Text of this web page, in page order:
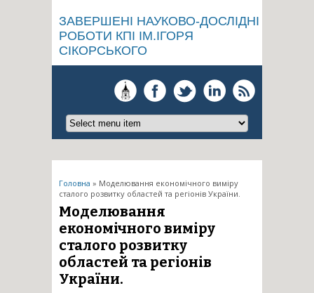
ЗАВЕРШЕНІ НАУКОВО-ДОСЛІДНІ
РОБОТИ КПІ ІМ.ІГОРЯ
СІКОРСЬКОГО
Ви є тут
Головна » Моделювання економічного виміру
сталого розвитку областей та регіонів України.
Моделювання
економічного виміру
сталого розвитку
областей та регіонів
України.